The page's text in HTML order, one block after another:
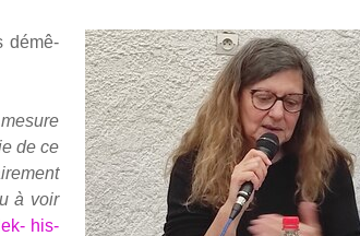
démê­
de ce
à voir
his­